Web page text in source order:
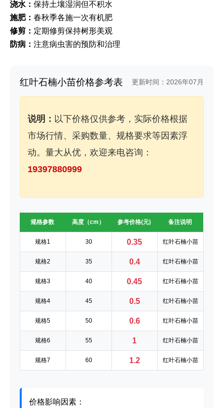
浇水： 保持土壤湿润但不积水
施肥： 春秋季各施一次有机肥
修剪： 定期修剪保持树形美观
防病： 注意病虫害的预防和治理
红叶石楠小苗价格参考表 更新时间：2026年07月
说明： 以下价格仅供参考，实际价格根据
市场行情、采购数量、规格要求等因素浮
动。量大从优，欢迎来电咨询：
19397880999
规格参数 高度（cm） 参考价格(元) 备注说明
规格1 30 0.35 红叶石楠小苗
规格2 35 0.4 红叶石楠小苗
规格3 40 0.45 红叶石楠小苗
规格4 45 0.5 红叶石楠小苗
规格5 50 0.6 红叶石楠小苗
规格6 55 1 红叶石楠小苗
规格7 60 1.2 红叶石楠小苗
价格影响因素：